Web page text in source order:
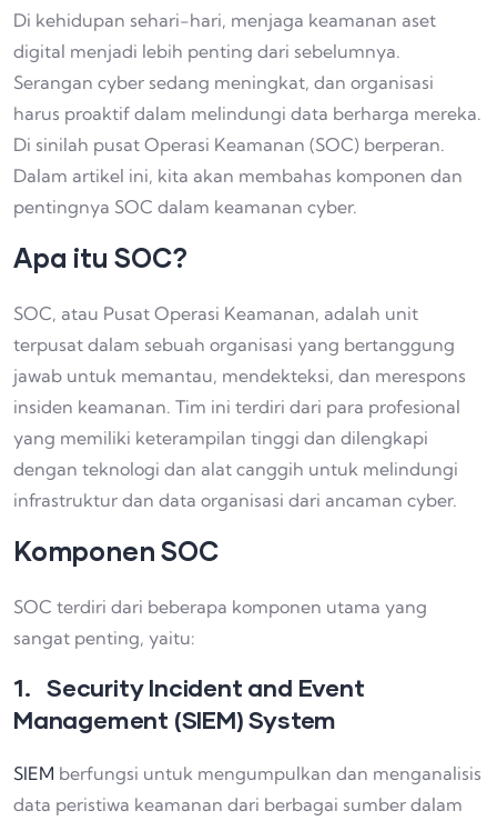
Di kehidupan sehari-hari, menjaga keamanan aset
digital menjadi lebih penting dari sebelumnya.
Serangan cyber sedang meningkat, dan organisasi
harus proaktif dalam melindungi data berharga mereka.
Di sinilah pusat Operasi Keamanan (SOC) berperan.
Dalam artikel ini, kita akan membahas komponen dan
pentingnya SOC dalam keamanan cyber.
Apa itu SOC?
SOC, atau Pusat Operasi Keamanan, adalah unit
terpusat dalam sebuah organisasi yang bertanggung
jawab untuk memantau, mendekteksi, dan merespons
insiden keamanan. Tim ini terdiri dari para profesional
yang memiliki keterampilan tinggi dan dilengkapi
dengan teknologi dan alat canggih untuk melindungi
infrastruktur dan data organisasi dari ancaman cyber.
Komponen SOC
SOC terdiri dari beberapa komponen utama yang
sangat penting, yaitu:
1. Security Incident and Event
Management (SIEM) System
SIEM berfungsi untuk mengumpulkan dan menganalisis
data peristiwa keamanan dari berbagai sumber dalam